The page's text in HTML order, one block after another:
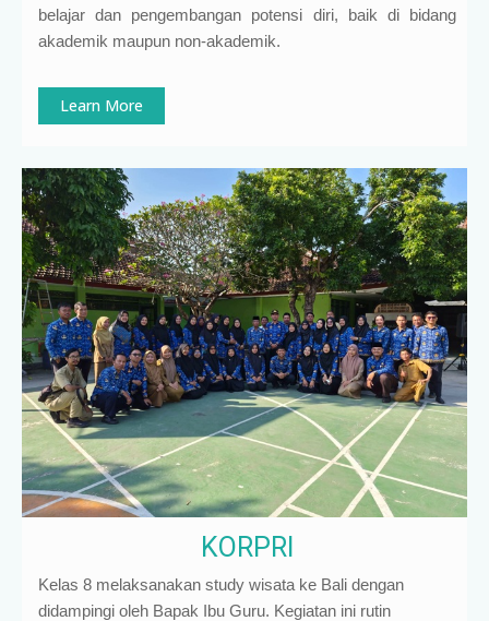
belajar dan pengembangan potensi diri, baik di bidang
akademik maupun non-akademik.
Learn More
KORPRI
Kelas 8 melaksanakan study wisata ke Bali dengan
didampingi oleh Bapak Ibu Guru. Kegiatan ini rutin